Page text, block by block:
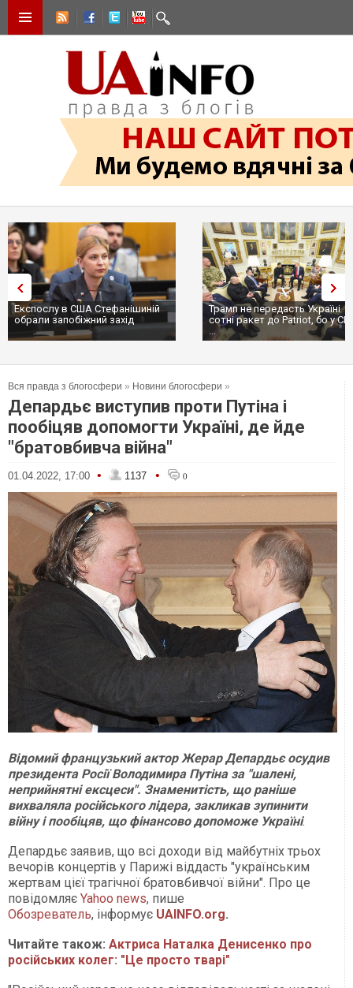
Експослу в США Стефанішиній
обрали запобіжний захід
Трамп не передасть Україні
сотні ракет до Patriot, бо у
...
Вся правда з блогосфери » Новини блогосфери »
Депардьє виступив проти Путіна і
пообіцяв допомогти Україні, де йде
"братовбивча війна"
01.04.2022, 17:00 • 1137 • 0
Відомий французький актор Жерар Депардьє осудив
президента Росії Володимира Путіна за "шалені,
неприйнятні ексцеси". Знаменитість, що раніше
вихваляла російського лідера, закликав зупинити
війну і пообіцяв, що фінансово допоможе Україні.
Депардьє заявив, що всі доходи від майбутніх трьох
вечорів концертів у Парижі віддасть "українським
жертвам цієї трагічної братовбивчої війни". Про це
повідомляє Yahoo news, пише
Обозреватель, інформує UAINFO.org.
Читайте також: Актриса Наталка Денисенко про
російських колег: "Це просто тварі"